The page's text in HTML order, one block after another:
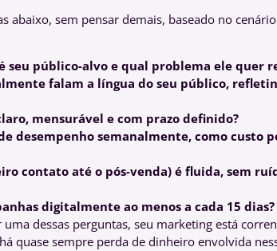
abaixo, sem pensar demais, baseado no
seu público-alvo e qual problema ele quer
falam a língua do seu público,
mensurável e com prazo definido?
desempenho semanalmente, como custo
contato até o pós-venda) é fluida, sem
digitalmente ao menos a cada 15 dias?
uma dessas perguntas, seu marketing está
quase sempre perda de dinheiro envolvida